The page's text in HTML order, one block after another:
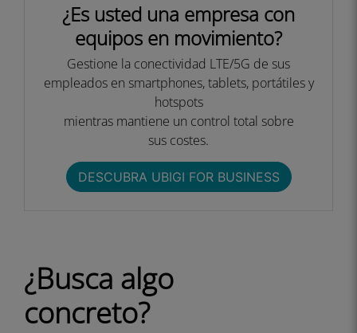
¿Es usted una empresa con
equipos en movimiento?
Gestione la conectividad LTE/5G de sus
empleados en smartphones, tablets, portátiles y
hotspots
mientras mantiene un control total sobre
sus costes.​
DESCUBRA UBIGI FOR BUSINESS​
¿Busca algo
concreto?